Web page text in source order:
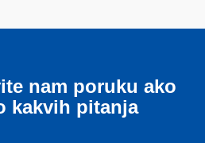
nam poruku ako
kakvih pitanja